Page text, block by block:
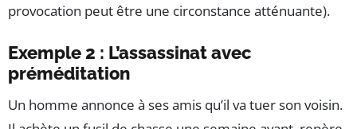
provocation peut être une circonstance atténuante).
Exemple 2 : L’assassinat avec
préméditation
Un homme annonce à ses amis qu’il va tuer son voisin.